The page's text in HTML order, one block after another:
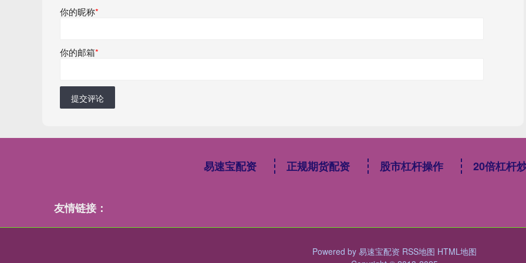
你的昵称*
你的邮箱*
提交评论
易速宝配资 正规期货配资 股市杠杆操作 20倍杠杆
友情链接：
Powered by 易速宝配资 RSS地图 HTML地图